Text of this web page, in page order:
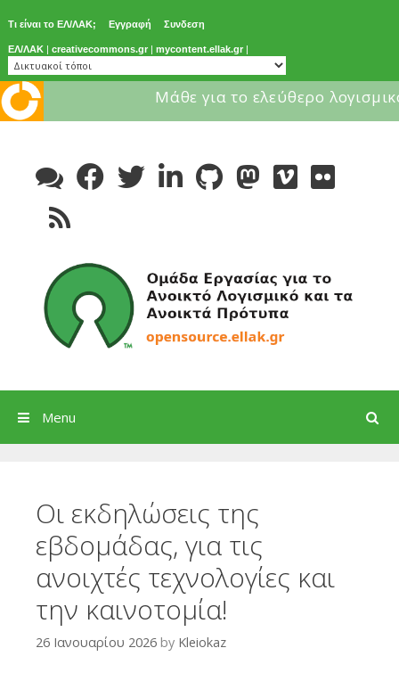
Τι είναι το ΕΛ/ΛΑΚ; Εγγραφή Συνδεση
ΕΛ/ΛΑΚ | creativecommons.gr | mycontent.ellak.gr |
Μάθε για το ελεύθερο
content
Search
Menu
Οι εκδηλώσεις της
εβδομάδας, για τις
ανοιχτές τεχνολογίες και
την καινοτομία!
26 Ιανουαρίου 2026 by Kleiokaz